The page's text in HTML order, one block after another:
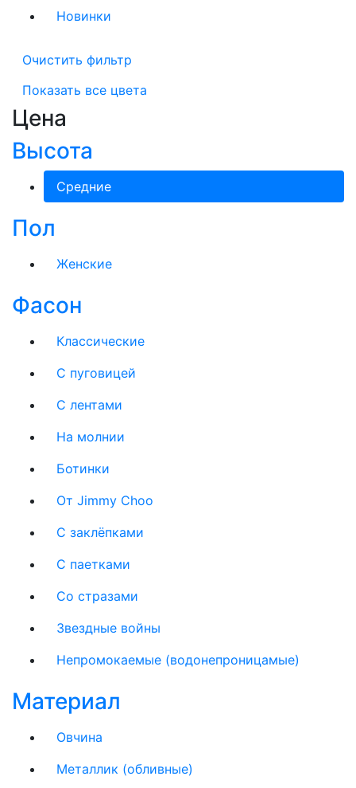
Новинки
Очистить фильтр
Показать все цвета
Цена
Высота
Средние
Пол
Женские
Фасон
Классические
С пуговицей
С лентами
На молнии
Ботинки
От Jimmy Choo
С заклёпками
С паетками
Со стразами
Звездные войны
Непромокаемые (водонепроницамые)
Материал
Овчина
Металлик (обливные)